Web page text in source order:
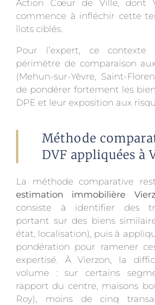
Action Cœur de Ville, dont
commence à infléchir cette
îlots ciblés.
Pour l’expert, ce contexte
périmètre de comparaison
(Mehun-sur-Yèvre, Saint-
de pondérer fortement les
DPE et leur exposition aux
Méthode
DVF appliquées à
La méthode comparative
estimation immobilière
consiste à identifier des
portant sur des biens
état, localisation), puis à
pondération pour ramener
expertisé. À Vierzon, la
volume : sur certains
rapport du centre, maisons
Roy), moins de cinq